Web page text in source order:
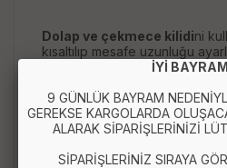
Dolap ve çekmece kilidini
kısaltılıp mesafe uzunluğu
Koruma Kilidi Ölçüsü:
Kayış Uzunluğu: 15 cm
İYİ
9 GÜNLÜK BAYRAM
GEREKSE KARGOLARDA
ALARAK SİPARİŞLERİNİZİ
SİPARİŞLERİNİZ SIRAYA